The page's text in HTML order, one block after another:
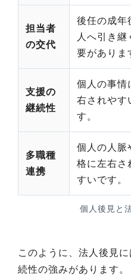
個人後見と
担当者
の交代
後任の成年
人へ引き継
要がありま
支援の
継続性
個人の事情
右されやす
す。
多職種
連携
個人の人脈
格に左右さ
すいです。
このように、法人後見
続性の強みがあります